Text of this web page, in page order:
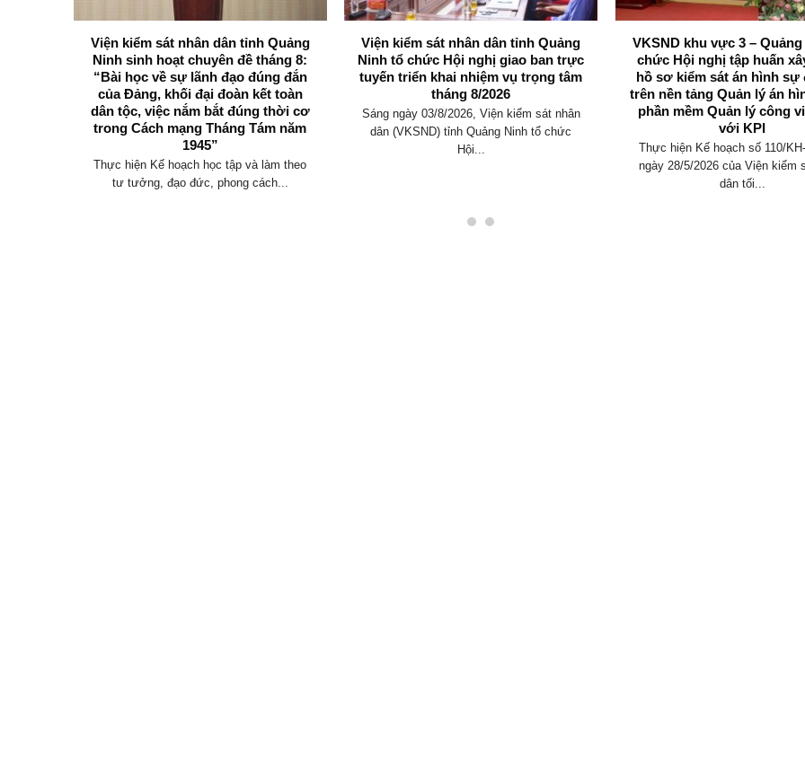
Viện kiểm sát nhân dân tỉnh Quảng
Ninh sinh hoạt chuyên đề tháng 8:
“Bài học về sự lãnh đạo đúng đắn
của Đảng, khối đại đoàn kết toàn
dân tộc, việc nắm bắt đúng thời cơ
trong Cách mạng Tháng Tám năm
1945”
Thực hiện Kế hoạch học tập và làm theo
tư tưởng, đạo đức, phong cách...
Viện kiểm sát nhân dân tỉnh Quảng
Ninh tổ chức Hội nghị giao ban trực
tuyến triển khai nhiệm vụ trọng tâm
tháng 8/2026
Sáng ngày 03/8/2026, Viện kiểm sát nhân
dân (VKSND) tỉnh Quảng Ninh tổ chức
Hội...
VKSND khu vực 3 –
chức Hội nghị tập huấn
hồ sơ kiểm sát án hình sự
trên nền tảng Quản lý án
phần mềm Quản lý công
với KPI
Thực hiện Kế hoạch số 110/
ngày 28/5/2026 của Viện kiểm
dân tối...